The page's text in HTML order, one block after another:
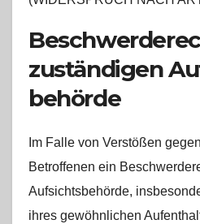
zuständigen
behörde
Im Falle von Verstößen
Betroffenen ein
Aufsichtsbehörde,
ihres gewöhnlichen